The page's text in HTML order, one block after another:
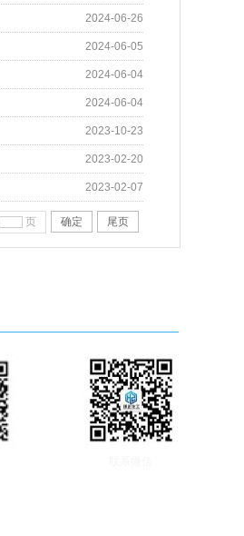
2024-06-26
2024-06-05
2024-06-04
2024-06-04
2023-10-23
2023-02-20
2023-02-07
页 确定 尾页